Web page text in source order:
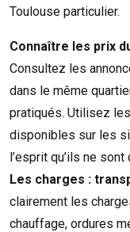
Toulouse particulier.
Connaître les prix
Consultez les
dans le même
pratiqués. Utilisez
disponibles sur les
l’esprit qu’ils ne sont
Les charges :
clairement les
chauffage, ordures